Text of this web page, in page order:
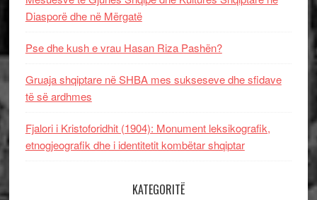
Diasporë dhe në Mërgatë
Pse dhe kush e vrau Hasan Riza Pashën?
Gruaja shqiptare në SHBA mes sukseseve dhe sfidave
të së ardhmes
Fjalori i Kristoforidhit (1904): Monument leksikografik,
etnogjeografik dhe i identitetit kombëtar shqiptar
KATEGORITË